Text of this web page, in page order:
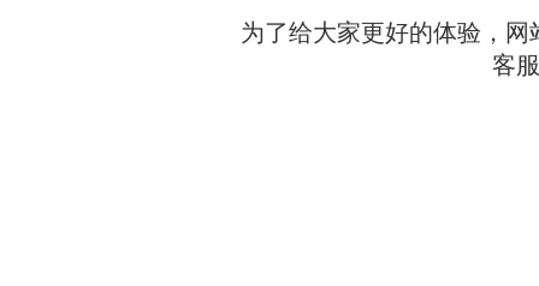
为了给大家更好的体验，
客